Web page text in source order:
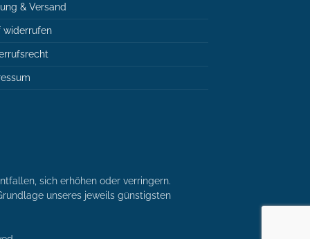
& Versand
widerrufen
sich erhöhen oder verringern.
unseres jeweils günstigsten